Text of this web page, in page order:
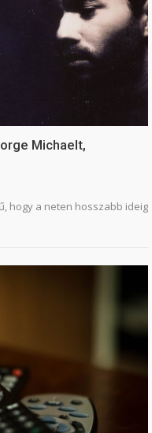
Michaelt,
hogy a neten hosszabb ideig